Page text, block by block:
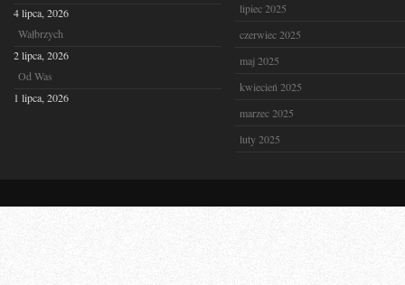
4 lipca, 2026
Wałbrzych
2 lipca, 2026
Od Was
1 lipca, 2026
lipiec 2025
czerwiec 2025
maj 2025
kwiecień 2025
marzec 2025
luty 2025